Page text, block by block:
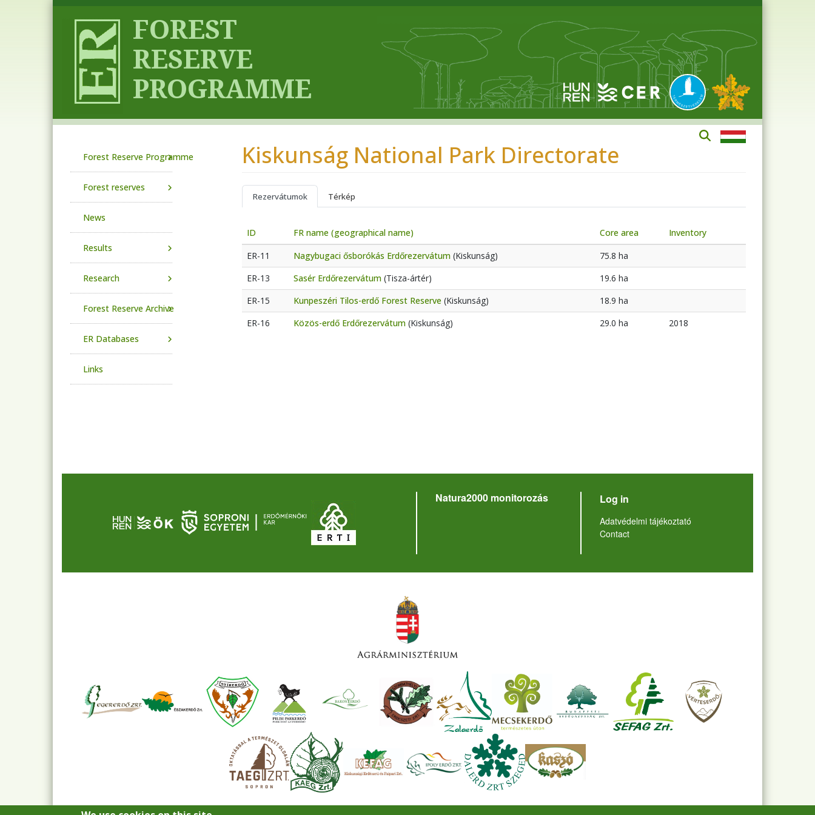
Kiskunság National Park Directorate
Rezervátumok Térkép
ID FR name (geographical name) Core area
Inventory
ER-11
Nagybugaci ősborókás Erdőrezervátum (Kiskunság)
75.8 ha
ER-13
Sasér Erdőrezervátum (Tisza-ártér)
19.6 ha
ER-15
Kunpeszéri Tilos-erdő Forest Reserve (Kiskunság)
18.9 ha
ER-16
Közös-erdő Erdőrezervátum (Kiskunság) 29.0 ha 2018
Forest Reserve Programme
Forest reserves
News
Results
Research
Forest Reserve Archive
ER Databases
Links
Natura2000 monitorozás User account menu
Log in
Lábléc
Adatvédelmi tájékoztató
Contact